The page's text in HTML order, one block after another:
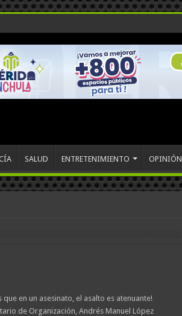
SALUD ENTRETENIMIENTO OPINIÓN
en un asesinato, el asalto es atenuante!
de Organización, Andrés Manuel López